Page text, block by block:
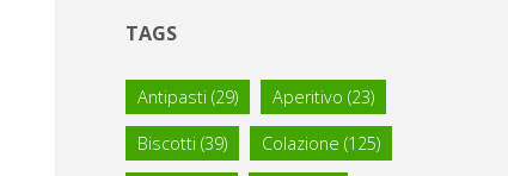
TAGS
Antipasti (29) Aperitivo (23)
Biscotti (39) Colazione (125)